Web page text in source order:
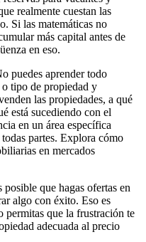
realmente cuestan las
Si las matemáticas no
más capital antes de
en eso.
puedes aprender todo
tipo de propiedad y
las propiedades, a qué
está sucediendo con el
en un área específica
partes. Explora cómo
en mercados
que hagas ofertas en
algo con éxito. Eso es
permitas que la frustración te
adecuada al precio